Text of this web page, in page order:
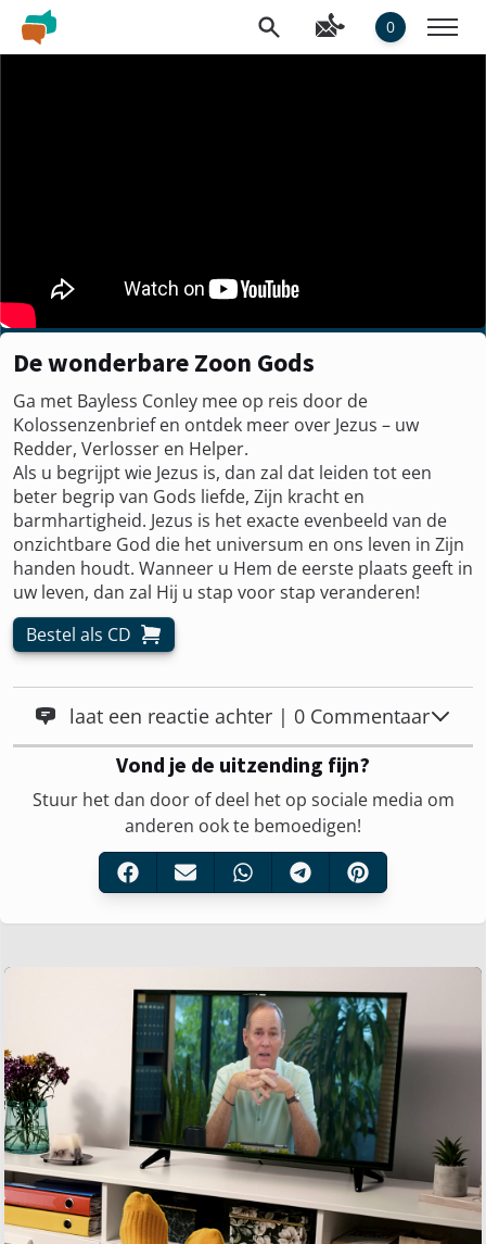
0
De wonderbare Zoon Gods
Ga met Bayless Conley mee op reis door de
Kolossenzenbrief en ontdek meer over Jezus – uw
Redder, Verlosser en Helper.
Als u begrijpt wie Jezus is, dan zal dat leiden tot een
beter begrip van Gods liefde, Zijn kracht en
barmhartigheid. Jezus is het exacte evenbeeld van de
onzichtbare God die het universum en ons leven in Zijn
handen houdt. Wanneer u Hem de eerste plaats geeft in
uw leven, dan zal Hij u stap voor stap veranderen!
Bestel als CD
laat een reactie achter | 0 Commentaar
Vond je de uitzending fijn?
Stuur het dan door of deel het op sociale media om
anderen ook te bemoedigen!